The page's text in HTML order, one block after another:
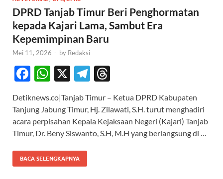
DPRD Tanjab Timur Beri Penghormatan
kepada Kajari Lama, Sambut Era
Kepemimpinan Baru
Mei 11, 2026 - by Redaksi
F
e
b
o
o
k
W
at
s
A
p
p
X
T
e
gr
a
e
a
ds
Detiknews.co|Tanjab Timur – Ketua DPRD Kabupaten
Tanjung Jabung Timur, Hj. Zilawati, S.H. turut menghadiri
acara perpisahan Kepala Kejaksaan Negeri (Kajari) Tanjab
Timur, Dr. Beny Siswanto, S.H, M.H yang berlangsung di …
BACA SELENGKAPNYA